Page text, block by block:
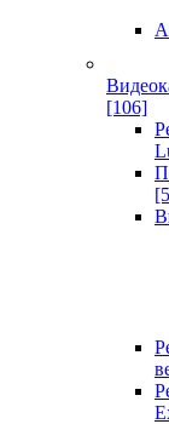
[106]